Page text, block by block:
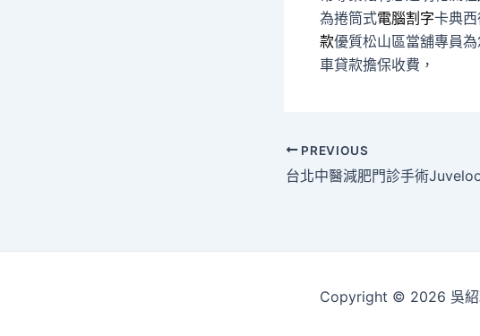
為捲筒式電腦割字卡典
款優質松山區當舖專員
車貸款擔保收費，
Post
navigation
PREVIOUS
Copyright © 2026 吳紹